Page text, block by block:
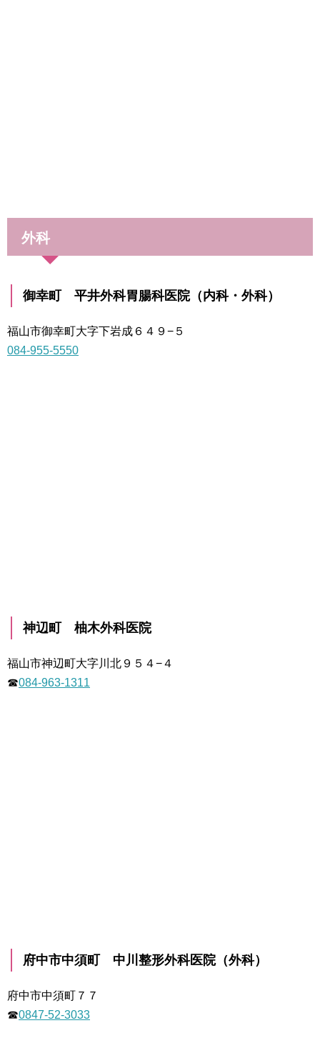
外科
御幸町 平井外科胃腸科医院（内科・外科）
福山市御幸町大字下岩成６４９−５
084-955-5550
神辺町 柚木外科医院
福山市神辺町大字川北９５４−４
☎084-963-1311
府中市中須町 中川整形外科医院（外科）
府中市中須町７７
☎0847-52-3033